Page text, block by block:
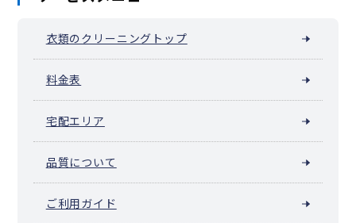
衣類のクリーニングトップ
料金表
宅配エリア
品質について
ご利用ガイド